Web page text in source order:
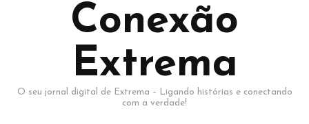
Conexão
Extrema
O seu jornal digital de Extrema – Ligando histórias e conectando
com a verdade!